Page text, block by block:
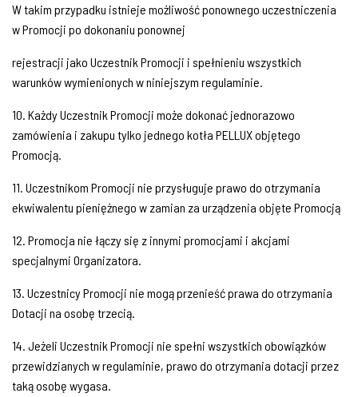
W takim przypadku istnieje możliwość ponownego uczestniczenia
w Promocji po dokonaniu ponownej
rejestracji jako Uczestnik Promocji i spełnieniu wszystkich
warunków wymienionych w niniejszym regulaminie.
10. Każdy Uczestnik Promocji może dokonać jednorazowo
zamówienia i zakupu tylko jednego kotła PELLUX objętego
Promocją.
11. Uczestnikom Promocji nie przysługuje prawo do otrzymania
ekwiwalentu pieniężnego w zamian za urządzenia objęte Promocją
12. Promocja nie łączy się z innymi promocjami i akcjami
specjalnymi Organizatora.
13. Uczestnicy Promocji nie mogą przenieść prawa do otrzymania
Dotacji na osobę trzecią.
14. Jeżeli Uczestnik Promocji nie spełni wszystkich obowiązków
przewidzianych w regulaminie, prawo do otrzymania dotacji przez
taką osobę wygasa.